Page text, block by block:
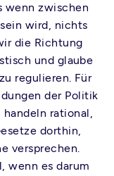
wenn zwischen
wird, nichts
die Richtung
und glaube
regulieren. Für
der Politik
rational,
dorthin,
versprechen.
wenn es darum